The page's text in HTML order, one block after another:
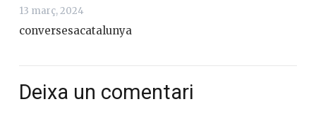
13 març, 2024
conversesacatalunya
Deixa un comentari